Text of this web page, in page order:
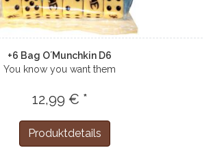
+6 Bag O´Munchkin D6
You know you want them
12,99 € *
Produktdetails